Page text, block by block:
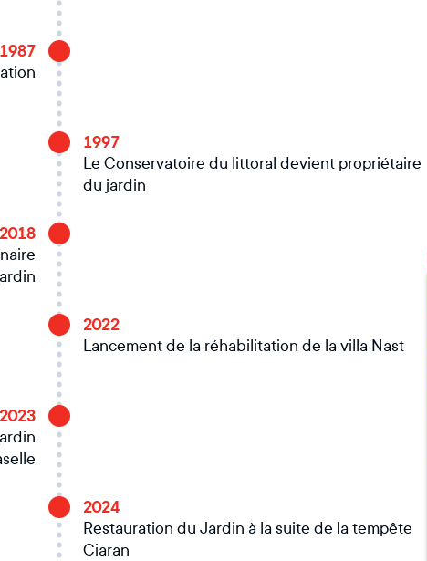
1987
1997
Le Conservatoire du littoral devient propriétaire
du jardin
2018
2022
Lancement de la réhabilitation de la villa Nast
2023
2024
Restauration du Jardin à la suite de la tempête
Ciaran